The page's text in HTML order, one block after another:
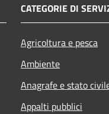
CATEGORIE DI
Agricoltura e pesca
Ambiente
Anagrafe e stato
Appalti pubblici